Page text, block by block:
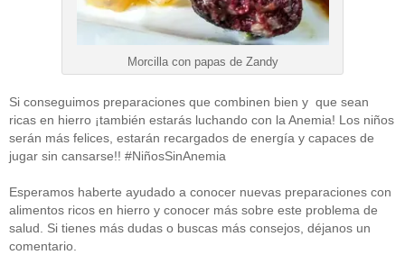
Morcilla con papas de Zandy
Si conseguimos preparaciones que combinen bien y que sean
ricas en hierro ¡también estarás luchando con la Anemia! Los niños
serán más felices, estarán recargados de energía y capaces de
jugar sin cansarse!! #NiñosSinAnemia
Esperamos haberte ayudado a conocer nuevas preparaciones con
alimentos ricos en hierro y conocer más sobre este problema de
salud. Si tienes más dudas o buscas más consejos, déjanos un
comentario.